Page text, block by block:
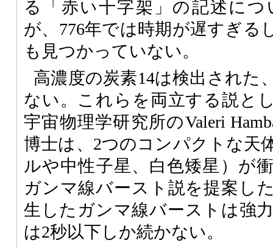
る「赤い十字架」の記述に
が、776年では時期が遅すぎる
も見つかっていない。
高濃度の炭素14は検出された
ない。これらを両立する説と
宇宙物理学研究所のValeri
博士は、2つのコンパクトな天
ルや中性子星、白色矮星）が
ガンマ線バースト説を提案し
生したガンマ線バーストは強
は2秒以下しか続かない。